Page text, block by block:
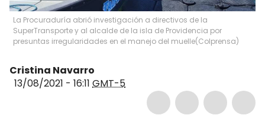
La Procuraduría abrió investigación a directivos de la
SuperTransporte y al alcalde de la isla de Providencia por
presuntas irregularidades en el manejo del muelle(Colprensa)
Cristina Navarro
13/08/2021 - 16:11 GMT-5